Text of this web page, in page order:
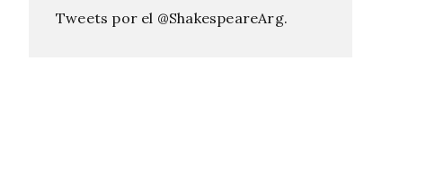
Tweets por el @ShakespeareArg.